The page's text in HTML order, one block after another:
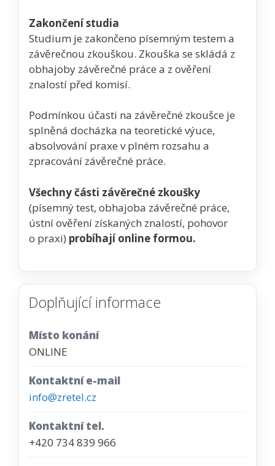
Zakončení studia
Studium je zakončeno písemným testem a
závěrečnou zkouškou. Zkouška se skládá z
obhajoby závěrečné práce a z ověření
znalostí před komisí.
Podmínkou účasti na závěrečné zkoušce je
splněná docházka na teoretické výuce,
absolvování praxe v plném rozsahu a
zpracování závěrečné práce.
Všechny části závěrečné zkoušky
(písemný test, obhajoba závěrečné práce,
ústní ověření získaných znalostí, pohovor
o praxi) probíhají online formou.
Doplňující informace
Místo konání
ONLINE
Kontaktní e-mail
info@zretel.cz
Kontaktní tel.
+420 734 839 966